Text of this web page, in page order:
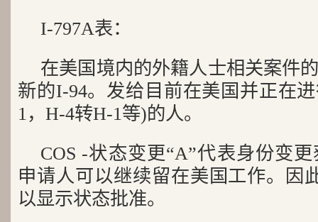
I-797A表：
在美国境内的外籍人士相关案件
新的I-94。发给目前在美国并正在
1，H-4转H-1等)的人。
COS -状态变更“A”代表身份变
申请人可以继续留在美国工作。因
以显示状态批准。